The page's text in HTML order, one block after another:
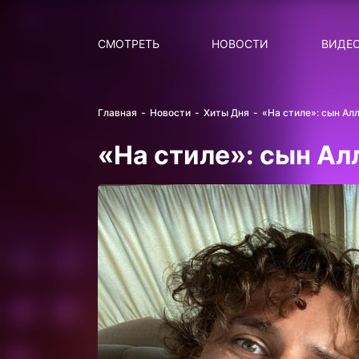
СМОТРЕТЬ НОВОСТИ
Главная Новости Хиты Дня «На стиле»: сын
«На стиле»: сын